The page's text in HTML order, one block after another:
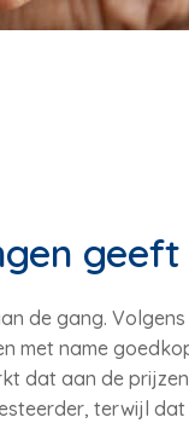
de gang.
met name
dat aan de
terwijl